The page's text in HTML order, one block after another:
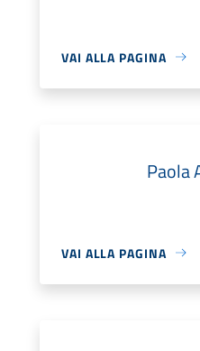
VAI ALLA PAGINA
Paola
VAI ALLA PAGINA